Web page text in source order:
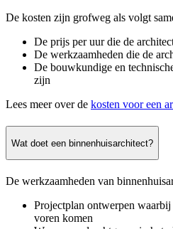
De kosten zijn grofweg als volgt
De prijs per uur die de
De werkzaamheden die de
De bouwkundige en
zijn
Lees meer over de kosten voor een
Wat doet een binnenhuisarchitect?
De werkzaamheden van
Projectplan ontwerpen
voren komen